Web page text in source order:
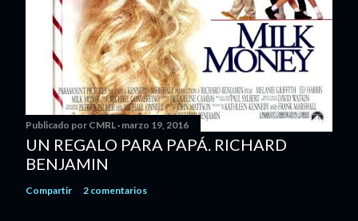
Publicado por CMRL marzo 19, 2016
UN REGALO PARA PAPÁ. RICHARD
BENJAMIN
Compartir 2 comentarios